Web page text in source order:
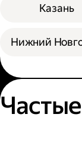
Казань
Нижний